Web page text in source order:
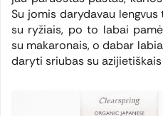
Su jomis darydavau
su ryžiais, po to labai
su makaronais, o dabar
daryti sriubas su azijietiškais